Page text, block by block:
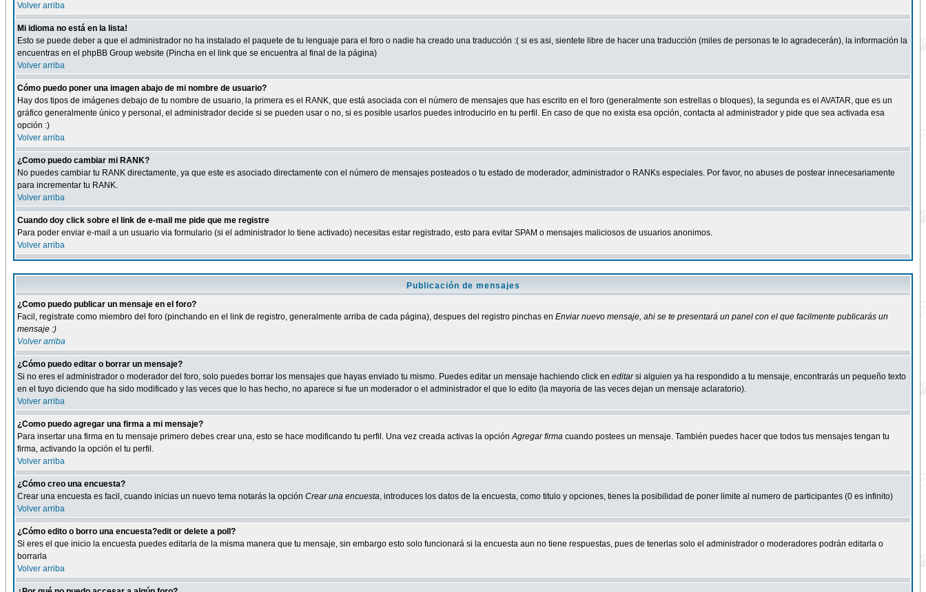
Volver arriba
Mi idioma no está en la lista!
Esto se puede deber a que el administrador no ha instalado el paquete de tu lenguaje para el foro o nadie ha creado una traducción :( si es asi, sientete libre de hacer una traducción (miles de personas te lo agradecerán), la información la
encuentras en el phpBB Group website (Pincha en el link que se encuentra al final de la página)
Volver arriba
Cómo puedo poner una imagen abajo de mi nombre de usuario?
Hay dos tipos de imágenes debajo de tu nombre de usuario, la primera es el RANK, que está asociada con el número de mensajes que has escrito en el foro (generalmente son estrellas o bloques), la segunda es el AVATAR, que es un
gráfico generalmente único y personal, el administrador decide si se pueden usar o no, si es posible usarlos puedes introducirlo en tu perfil. En caso de que no exista esa opción, contacta al administrador y pide que sea activada esa
opción :)
Volver arriba
¿Como puedo cambiar mi RANK?
No puedes cambiar tu RANK directamente, ya que este es asociado directamente con el número de mensajes posteados o tu estado de moderador, administrador o RANKs especiales. Por favor, no abuses de postear innecesariamente
para incrementar tu RANK.
Volver arriba
Cuando doy click sobre el link de e-mail me pide que me registre
Para poder enviar e-mail a un usuario via formulario (si el administrador lo tiene activado) necesitas estar registrado, esto para evitar SPAM o mensajes maliciosos de usuarios anonimos.
Volver arriba
Publicación de mensajes
¿Como puedo publicar un mensaje en el foro?
Facil, registrate como miembro del foro (pinchando en el link de registro, generalmente arriba de cada página), despues del registro pinchas en Enviar nuevo mensaje, ahi se te presentará un panel con el que facilmente publicarás un
mensaje :)
Volver arriba
¿Cómo puedo editar o borrar un mensaje?
Si no eres el administrador o moderador del foro, solo puedes borrar los mensajes que hayas enviado tu mismo. Puedes editar un mensaje hachiendo click en editarsi alguien ya ha respondido a tu mensaje, encontrarás un pequeño texto
en el tuyo diciendo que ha sido modificado y las veces que lo has hecho, no aparece si fue un moderador o el administrador el que lo edito (la mayoria de las veces dejan un mensaje aclaratorio).
Volver arriba
¿Como puedo agregar una firma a mi mensaje?
Para insertar una firma en tu mensaje primero debes crear una, esto se hace modificando tu perfil. Una vez creada activas la opciónAgregar firma cuando postees un mensaje. También puedes hacer que todos tus mensajes tengan tu
firma, activando la opción el tu perfil.
Volver arriba
¿Cómo creo una encuesta?
Crear una encuesta es facil, cuando inicias un nuevo tema notarás la opción Crear una encuesta, introduces los datos de la encuesta, como titulo y opciones, tienes la posibilidad de poner limite al numero de participantes (0 es infinito)
Volver arriba
¿Cómo edito o borro una encuesta?edit or delete a poll?
Si eres el que inicio la encuesta puedes editarla de la misma manera que tu mensaje, sin embargo esto solo funcionará si la encuesta aun no tiene respuestas, pues de tenerlas solo el administrador o moderadores podrán editarla o
borrarla
Volver arriba